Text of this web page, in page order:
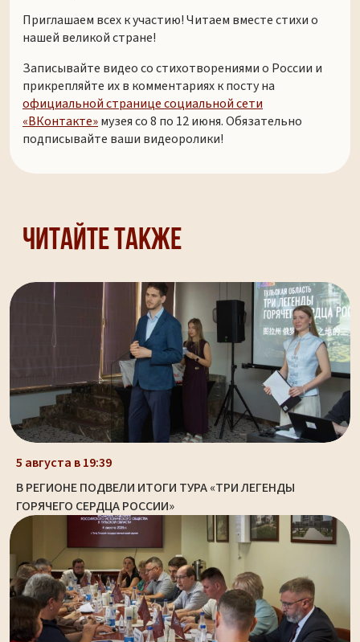
Приглашаем всех к участию! Читаем вместе стихи о
нашей великой стране!
Записывайте видео со стихотворениями о России и
прикрепляйте их в комментариях к посту на
официальной странице социальной сети
«ВКонтакте»музея со 8 по 12 июня. Обязательно
подписывайте ваши видеоролики!
Читайте также
5 августа в 19:39
В РЕГИОНЕ ПОДВЕЛИ ИТОГИ ТУРА «ТРИ ЛЕГЕНДЫ
ГОРЯЧЕГО СЕРДЦА РОССИИ»